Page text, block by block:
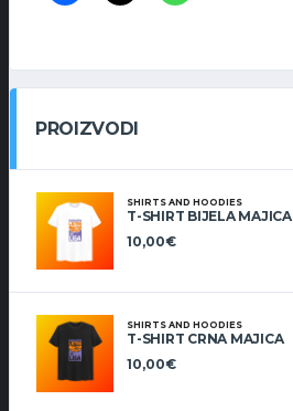
PROIZVODI
SHIRTS AND HOODIES
T-SHIRT BIJELA MAJICA
10,00€
SHIRTS AND HOODIES
T-SHIRT CRNA MAJICA
10,00€